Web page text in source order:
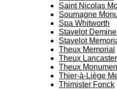
Saint Nicolas
Soumagne
Spa Whitworth
Stavelot
Stavelot
Theux Memorial
Theux Lancaster
Theux
Thier-à-Liège
Thimister Fonck